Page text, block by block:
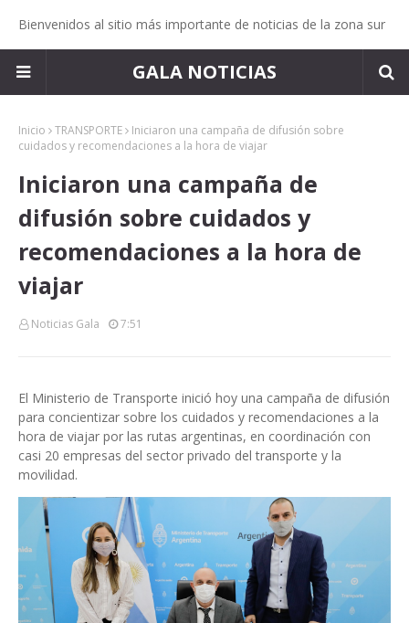
Bienvenidos al sitio más importante de noticias de la zona sur
GALA NOTICIAS
Inicio TRANSPORTE
Iniciaron una campaña de difusión sobre
cuidados y recomendaciones a la hora de viajar
Iniciaron una campaña de
difusión sobre cuidados y
recomendaciones a la hora de
viajar
Noticias Gala 7:51
El Ministerio de Transporte inició hoy una campaña de difusión
para concientizar sobre los cuidados y recomendaciones a la
hora de viajar por las rutas argentinas, en coordinación con
casi 20 empresas del sector privado del transporte y la
movilidad.